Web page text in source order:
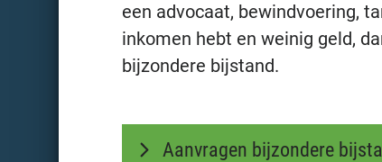
een advocaat, bewindvoering,
inkomen hebt en weinig geld,
bijzondere bijstand.
Aanvragen bijzondere